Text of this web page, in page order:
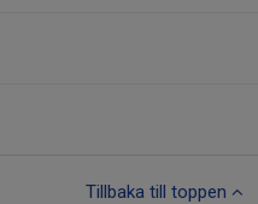
Tillbaka till toppen